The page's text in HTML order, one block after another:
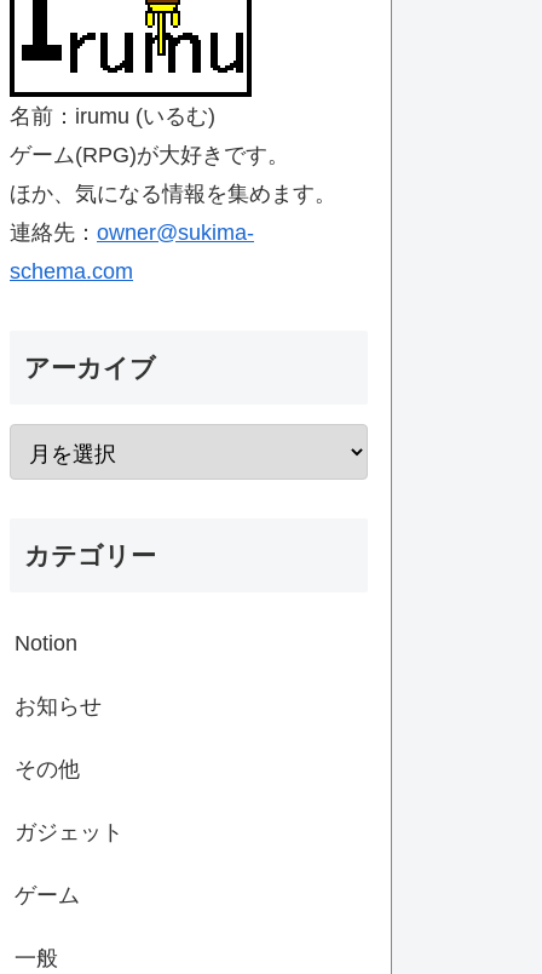
名前：irumu (いるむ)
ゲーム(RPG)が大好きです。
ほか、気になる情報を集めます。
連絡先： owner@sukima-
schema.com
アーカイブ
カテゴリー
Notion
お知らせ
その他
ガジェット
ゲーム
一般